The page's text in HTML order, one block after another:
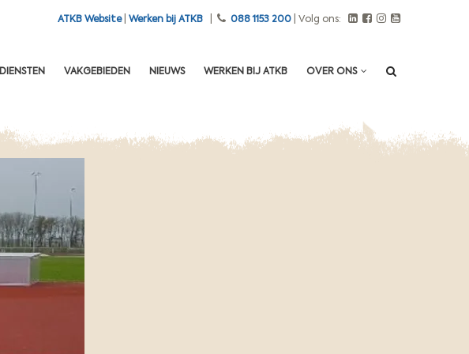
ATKB Website| Werken bij ATKB 088 1153 200 | Volg ons:
DIENSTEN VAKGEBIEDEN NIEUWS WERKEN BIJ ATKB OVER ONS